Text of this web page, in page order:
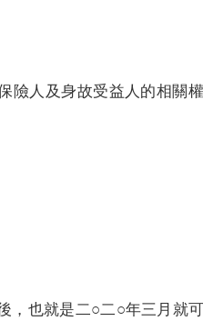
險人及身故受益人的相關
，也就是二○二○年三月就